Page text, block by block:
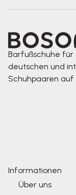
Barfußschuhe
deutschen und
Schuhpaaren auf
Informationen
Über uns